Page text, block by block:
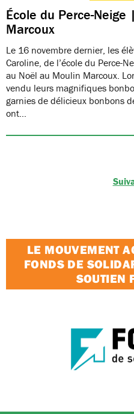
École du Perce-
Marcoux
Le 16 novembre dernier, les
Caroline, de l’école du Perce-
au Noël au Moulin Marcoux.
vendu leurs magnifiques
garnies de délicieux bonbons
ont…
LE MOUVEMENT
FONDS DE
SOUTIEN